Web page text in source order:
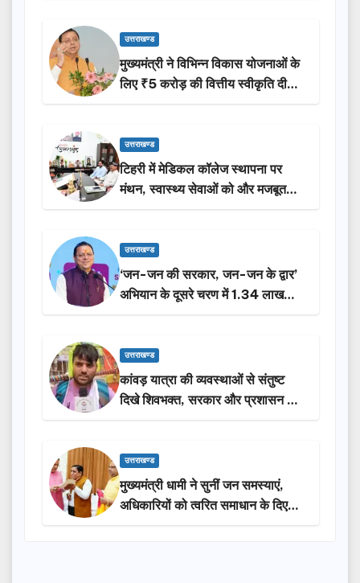
उत्तराखण्ड
मुख्यमंत्री ने विभिन्न विकास योजनाओं के
लिए ₹5 करोड़ की वित्तीय स्वीकृति दी…
उत्तराखण्ड
टिहरी में मेडिकल कॉलेज स्थापना पर
मंथन, स्वास्थ्य सेवाओं को और मजबूत
करेगी सरकार: मुख्यमंत्री धामी…
उत्तराखण्ड
‘जन-जन की सरकार, जन-जन के द्वार’
अभियान के दूसरे चरण में 1.34 लाख
लोगों की भागीदारी…
उत्तराखण्ड
कांवड़ यात्रा की व्यवस्थाओं से संतुष्ट
दिखे शिवभक्त, सरकार और प्रशासन की
सराहना…
उत्तराखण्ड
मुख्यमंत्री धामी ने सुनीं जन समस्याएं,
अधिकारियों को त्वरित समाधान के दिए
निर्देश